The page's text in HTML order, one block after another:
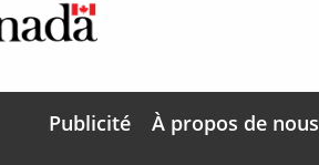
Publicité À propos de nous